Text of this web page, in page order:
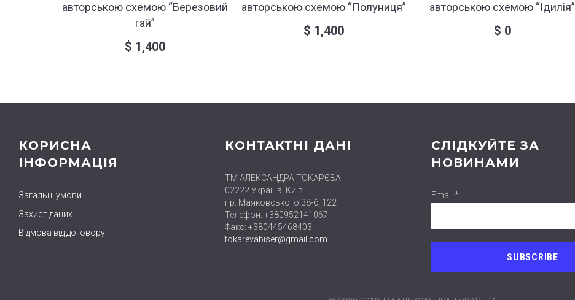
авторською схемою “Березовий
гай”
$ 1,400
авторською схемою “Полуниця”
$ 1,400
авторською схемою “Ідилія”
$ 0
КОРИСНА
ІНФОРМАЦІЯ
Загальні умови
Захист даних
Відмова від договору
КОНТАКТНІ ДАНІ
ТМ АЛЕКСАНДРА ТОКАРЄВА
02222 Україна, Київ
пр. Маяковського 38-б, 122
Телефон: +380952141067
Факс: +380445468403
tokarevabiser@gmail.com
СЛІДКУЙТЕ ЗА
НОВИНАМИ
Email *